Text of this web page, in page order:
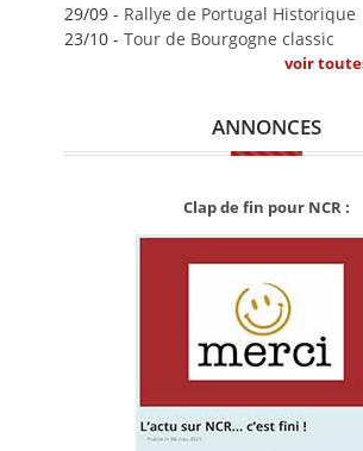
29/09 - Rallye de Portugal Historique
23/10 - Tour de Bourgogne classic
voir
ANNONCES
Clap de fin pour NCR :